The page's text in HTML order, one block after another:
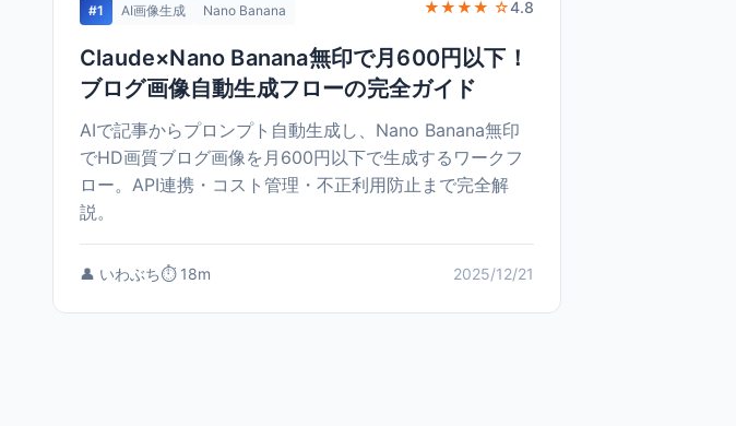
#1 AI画像生成 Nano Banana ★★★★ ☆4.8
Claude×Nano Banana無印で月600円以下！
ブログ画像自動生成フローの完全ガイド
AIで記事からプロンプト自動生成し、Nano Banana無印
でHD画質ブログ画像を月600円以下で生成するワークフ
ロー。API連携・コスト管理・不正利用防止まで完全解
説。
👤 いわぶち⏱️ 18m 2025/12/21